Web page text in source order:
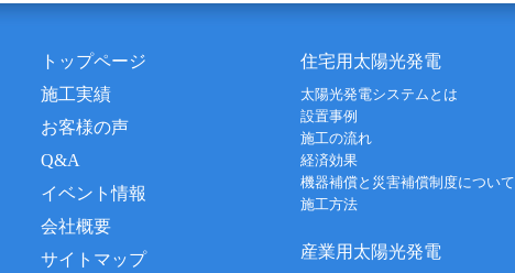
トップページ
施工実績
お客様の声
Q&A
イベント情報
会社概要
サイトマップ
住宅用太陽光発電
太陽光発電システムとは
設置事例
施工の流れ
経済効果
機器補償と災害補償制度について
施工方法
産業用太陽光発電